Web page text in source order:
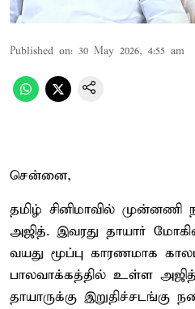
Published on: 30 May 2026, 4:55 am
சென்னை,
தமிழ் சினிமாவில் முன்னணி
அஜித். இவரது தாயார்
வயது மூப்பு காரணமாக
பாலவாக்கத்தில் உள்ள
தாயாருக்கு இறுதிச்சடங்கு